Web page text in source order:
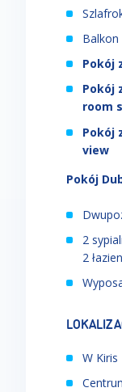
Balkon
Pokój
Pokój
room
Pokój
view
Pokój
2
2
W Kiris